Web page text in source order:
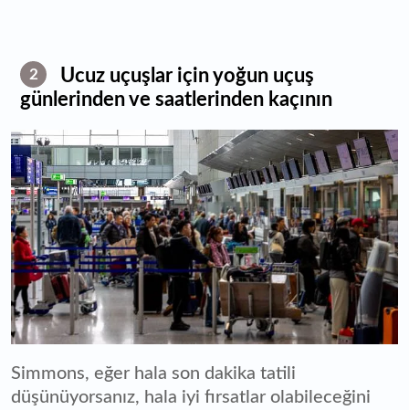
2
Ucuz uçuşlar için yoğun uçuş
günlerinden ve saatlerinden kaçının
Simmons, eğer hala son dakika tatili
düşünüyorsanız, hala iyi fırsatlar olabileceğini